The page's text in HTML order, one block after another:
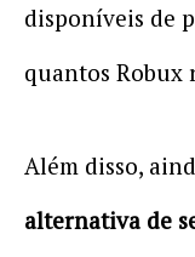
disponíveis de
quantos Robux
Além disso,
alternativa de